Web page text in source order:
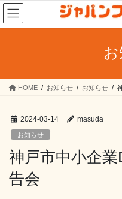
コ
ン
テ
ス
ナ
ビ
ゲ
ン
HOME お知らせ お知らせ
2024-03-14 masuda
お知らせ
神戸市中小企
告会